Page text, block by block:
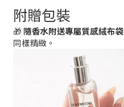
附贈包裝
🎁 隨香水附送專屬質感絨布袋
同樣精緻。